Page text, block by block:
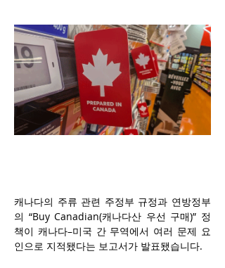
캐나다의 주류 관련 주정부 규정과 연방정부
의 “Buy Canadian(캐나다산 우선 구매)” 정
책이 캐나다–미국 간 무역에서 여러 문제 요
인으로 지적됐다는 보고서가 발표됐습니다.